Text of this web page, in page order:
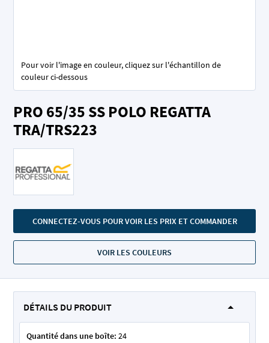
PRO 65/35 SS POLO REGATTA
TRA/TRS223
CONNECTEZ-VOUS POUR VOIR LES PRIX ET COMMANDER
VOIR LES COULEURS
Pour voir l'image en couleur, cliquez sur l'échantillon de
couleur ci-dessous
to
the
beginning
images
gallery
DÉTAILS DU PRODUIT
Quantité dans une boîte: 24